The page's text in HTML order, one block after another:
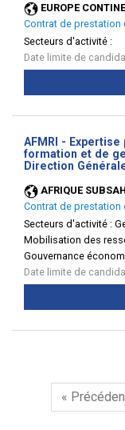
EUROPE
Contrat de prestation
Secteurs d'activité :
Date limite de
AFMRI -
formation et de
Direction
AFRIQUE
Contrat de prestation
Secteurs d'activité :
Mobilisation des
Gouvernance
Date limite de
«